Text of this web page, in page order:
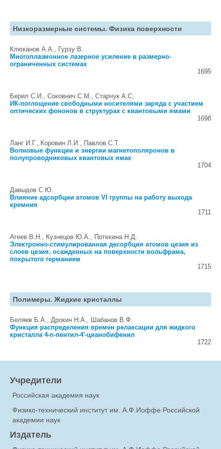
Низкоразмерные системы. Физика поверхности
Клюканов А.А., Гурэу В.
Многоплазмонное лазерное усиление в размерно-
ограниченных системах
1695
Берил С.И., Соковнич С.М., Старчук А.С.
ИК-поглощение свободными носителями заряда с участием
оптических фононов в структурах с квантовыми ямами
1698
Ланг И.Г., Коровин Л.И., Павлов С.Т.
Волновые функции и энергии магнетополяронов в
полупроводниковых квантовых ямах
1704
Давыдов С.Ю.
Влияние адсорбции атомов VI группы на работу выхода
кремния
1711
Агеев В.Н., Кузнецов Ю.А., Потехина Н.Д.
Электронно-стимулированная десорбция атомов цезия из
слоев цезия, осажденных на поверхноcти вольфрама,
покрытого германием
1715
Полимеры. Жидкие кристаллы
Беляев Б.А., Дрокин Н.А., Шабанов В.Ф.
Функция распределения времен релаксации для жидкого
кристалла 4-n-пентил-4'-цианобифенил
1722
Учредители
Российская академия наук
Физико-технический институт им. А.Ф.Иоффе Российской
академии наук
Издатель